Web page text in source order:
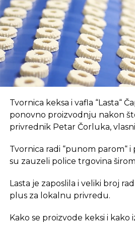
suvremeni način rada.
REKLAMA
U coworking prostoru, radnici
profesionalcima, što potiče
atmosferu koju je teško postići
Dodatna prednost coworkinga
prostoru omogućava razmjenu
suradnji, čime coworking
Tvornica keksa i vafla “Lasta“
ponovno proizvodnju nakon
privrednik Petar Čorluka,
Tvornica radi “punom parom“
su zauzeli police trgovina
Lasta je zaposlila i veliki broj
plus za lokalnu privredu.
Kako se proizvode keksi i kako